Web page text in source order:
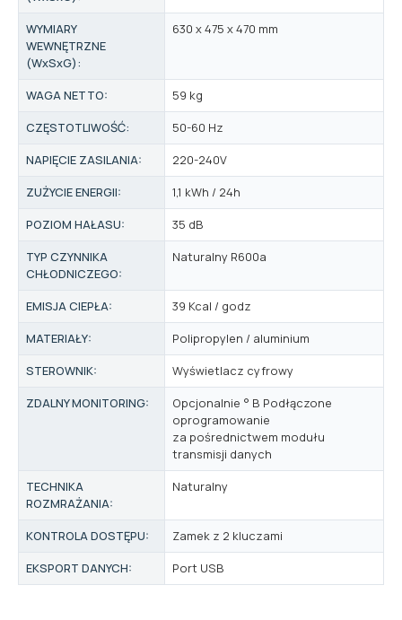
WYMIARY
WEWNĘTRZNE
(WxSxG):
630 x 475 x 470 mm
WAGA NETTO:
59 kg
CZĘSTOTLIWOŚĆ:
50-60 Hz
NAPIĘCIE ZASILANIA:
220-240V
ZUŻYCIE ENERGII:
1,1 kWh / 24h
POZIOM HAŁASU:
35 dB
TYP CZYNNIKA
CHŁODNICZEGO:
Naturalny R600a
EMISJA CIEPŁA:
39 Kcal / godz
MATERIAŁY:
Polipropylen / aluminium
STEROWNIK:
Wyświetlacz cyfrowy
ZDALNY MONITORING:
Opcjonalnie ° B Podłączone
oprogramowanie
za pośrednictwem modułu
transmisji danych
TECHNIKA
ROZMRAŻANIA:
Naturalny
KONTROLA DOSTĘPU:
Zamek z 2 kluczami
EKSPORT DANYCH:
Port USB